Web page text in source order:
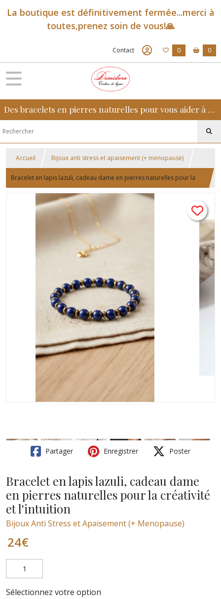
La boutique est définitivement fermée...merci à
toutes,prenez soin de vous!🙏
Contact 0 0
Des bracelets en pierres naturelles pour vous aider à retrouver sérénité, confiance et équilibre au quotidien
Accueil Bijoux anti stress et apaisement (+ menopause)
Bracelet en lapis lazuli, cadeau dame en pierres naturelles pour la
créativité et l'intuition
Partager Enregistrer Poster
Bracelet en lapis lazuli, cadeau dame
en pierres naturelles pour la créativité
et l'intuition
Bijoux Anti Stress et Apaisement (+ Menopause)
24€
Sélectionnez votre option